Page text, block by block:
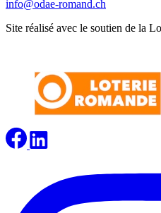
info@odae-romand.ch
Site réalisé avec le soutien de la